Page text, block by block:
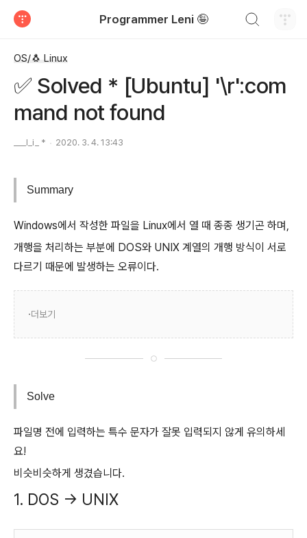
Programmer Leni 🤪
OS/🐧 Linux
✅ Solved * [Ubuntu] '\r':com
mand not found
___l_i_ * 2020. 3. 4. 13:43
Summary
Windows에서 작성한 파일을 Linux에서 열 때 종종 생기곤 하며,
개행을 처리하는 부분에 DOS와 UNIX 계열의 개행 방식이 서로
다르기 때문에 발생하는 오류이다.
더보기
Solve
파일명 전에 입력하는 특수 문자가 잘못 입력되지 않게 유의하세
요!
비슷비슷하게 생겼습니다.
1. DOS → UNIX